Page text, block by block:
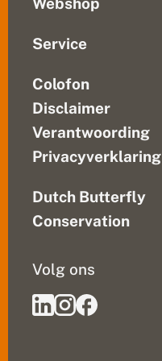
Service
Colofon
Disclaimer
Verantwoording
Privacyverklaring
Dutch Butterfly
Conservation
Volg ons